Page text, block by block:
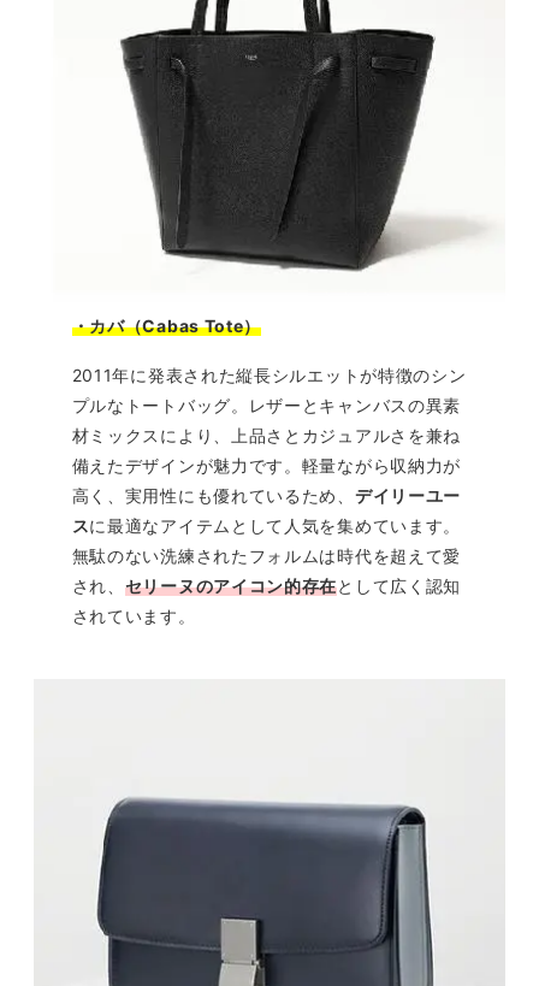
・カバ（Cabas Tote）
2011年に発表された縦長シルエットが特徴のシン
プルなトートバッグ。レザーとキャンバスの異素
材ミックスにより、上品さとカジュアルさを兼ね
備えたデザインが魅力です。軽量ながら収納力が
高く、実用性にも優れているため、 デイリーユー
スに最適なアイテムとして人気を集めています。
無駄のない洗練されたフォルムは時代を超えて愛
され、 セリーヌのアイコン的存在として広く認知
されています。